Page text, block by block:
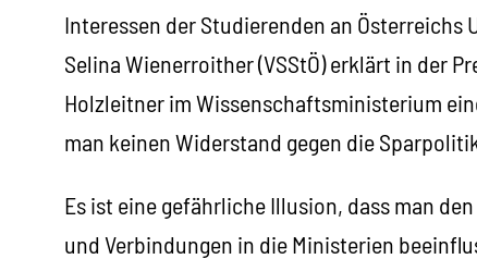
Interessen der Studierenden an Österreichs
Selina Wienerroither (VSStÖ) erklärt in der
Holzleitner im Wissenschaftsministerium
man keinen Widerstand gegen die
Es ist eine gefährliche Illusion, dass man
und Verbindungen in die Ministerien